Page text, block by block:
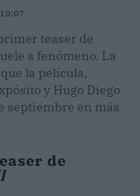
teaser de
a fenómeno. La
la película,
y Hugo Diego
septiembre en más
de